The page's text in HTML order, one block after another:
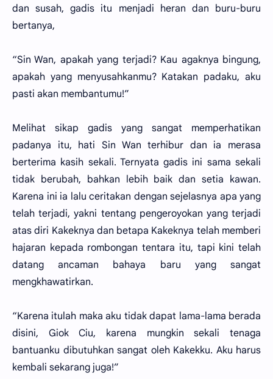
dan susah, gadis itu menjadi heran dan buru-buru
bertanya,
“Sin Wan, apakah yang terjadi? Kau agaknya bingung,
apakah yang menyusahkanmu? Katakan padaku, aku
pasti akan membantumu!”
Melihat sikap gadis yang sangat memperhatikan
padanya itu, hati Sin Wan terhibur dan ia merasa
berterima kasih sekali. Ternyata gadis ini sama sekali
tidak berubah, bahkan lebih baik dan setia kawan.
Karena ini ia lalu ceritakan dengan sejelasnya apa yang
telah terjadi, yakni tentang pengeroyokan yang terjadi
atas diri Kakeknya dan betapa Kakeknya telah memberi
hajaran kepada rombongan tentara itu, tapi kini telah
datang ancaman bahaya baru yang sangat
mengkhawatirkan.
“Karena itulah maka aku tidak dapat lama-lama berada
disini, Giok Ciu, karena mungkin sekali tenaga
bantuanku dibutuhkan sangat oleh Kakekku. Aku harus
kembali sekarang juga!”